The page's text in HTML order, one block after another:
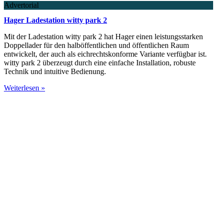
Advertorial
Hager Ladestation witty park 2
Mit der Ladestation witty park 2 hat Hager einen leistungsstarken
Doppellader für den halböffentlichen und öffentlichen Raum
entwickelt, der auch als eichrechtskonforme Variante verfügbar ist.
witty park 2 überzeugt durch eine einfache Installation, robuste
Technik und intuitive Bedienung.
Weiterlesen »